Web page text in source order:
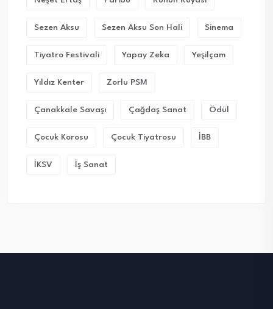
Sezen Aksu Sezen Aksu Son Hali Sinema
Tiyatro Festivali Yapay Zeka Yeşilçam
Yıldız Kenter Zorlu PSM
Çanakkale Savaşı Çağdaş Sanat Ödül
Çocuk Korosu Çocuk Tiyatrosu İBB
İKSV İş Sanat